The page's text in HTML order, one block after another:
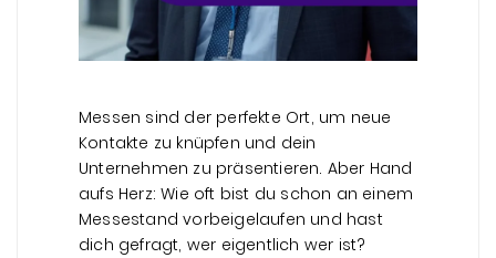
Messen sind der perfekte Ort, um neue
Kontakte zu knüpfen und dein
Unternehmen zu präsentieren. Aber Hand
aufs Herz: Wie oft bist du schon an einem
Messestand vorbeigelaufen und hast
dich gefragt, wer eigentlich wer ist?